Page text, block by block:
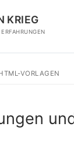
KRIEG
Search for:
VORLAGEN